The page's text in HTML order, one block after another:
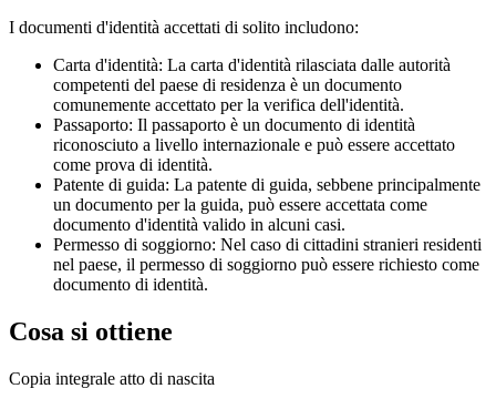
I documenti d'identità accettati di solito includono:
Carta d'identità: La carta d'identità rilasciata dalle autorità
competenti del paese di residenza è un documento
comunemente accettato per la verifica dell'identità.
Passaporto: Il passaporto è un documento di identità
riconosciuto a livello internazionale e può essere accettato
come prova di identità.
Patente di guida: La patente di guida, sebbene principalmente
un documento per la guida, può essere accettata come
documento d'identità valido in alcuni casi.
Permesso di soggiorno: Nel caso di cittadini stranieri residenti
nel paese, il permesso di soggiorno può essere richiesto come
documento di identità.
Cosa si ottiene
Copia integrale atto di nascita